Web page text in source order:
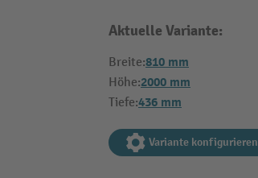
Aktuelle Variante:
Breite:810 mm
Höhe:2000 mm
Tiefe:436 mm
Variante konfigurieren